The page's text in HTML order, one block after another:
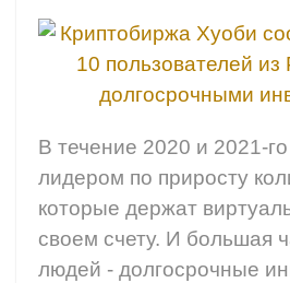
В течение 2020 и 2021-
лидером по приросту
которые держат
своем счету. И большая
людей - долгосрочные